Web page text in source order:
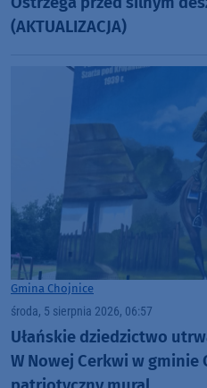
(AKTUALIZACJA)
Gmina Chojnice
środa, 5 sierpnia 2026, 06:57
Ułańskie dziedzictwo
W Nowej Cerkwi w gminie